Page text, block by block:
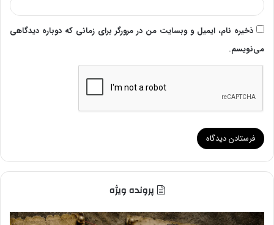
ذخیره نام، ایمیل و وبسایت من در مرورگر برای زمانی که دوباره دیدگاهی
می‌نویسم.
پرونده ویژه